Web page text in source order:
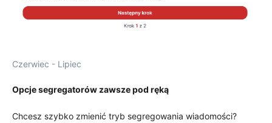
Czerwiec - Lipiec
Opcje segregatorów zawsze pod ręką
Chcesz szybko zmienić tryb segregowania wiadomości?